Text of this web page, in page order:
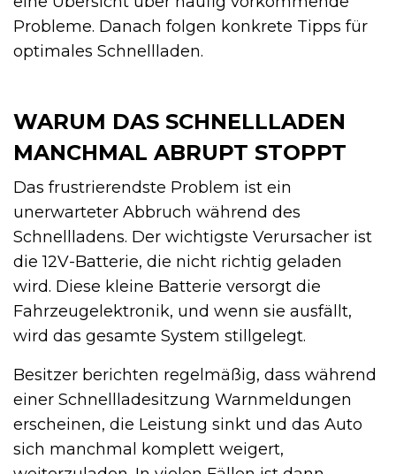
Probleme. Danach folgen konkrete Tipps für
optimales Schnellladen.
WARUM DAS SCHNELLLADEN
MANCHMAL ABRUPT STOPPT
Das frustrierendste Problem ist ein
unerwarteter Abbruch während des
Schnellladens. Der wichtigste Verursacher ist
die 12V-Batterie, die nicht richtig geladen
wird. Diese kleine Batterie versorgt die
Fahrzeugelektronik, und wenn sie ausfällt,
wird das gesamte System stillgelegt.
Besitzer berichten regelmäßig, dass während
einer Schnellladesitzung Warnmeldungen
erscheinen, die Leistung sinkt und das Auto
sich manchmal komplett weigert,